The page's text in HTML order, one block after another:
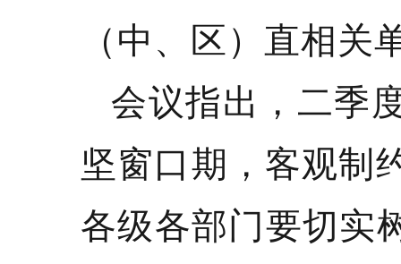
（中、区）直相关
会议指出，二季
坚窗口期，客观制
各级各部门要切实